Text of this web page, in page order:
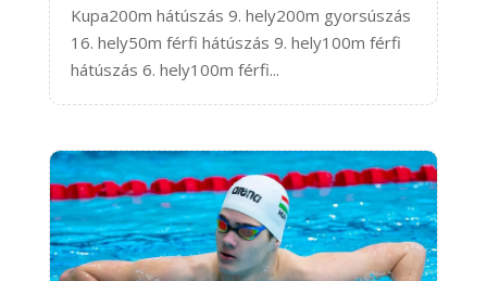
Kupa200m hátúszás 9. hely200m gyorsúszás
16. hely50m férfi hátúszás 9. hely100m férfi
hátúszás 6. hely100m férfi...